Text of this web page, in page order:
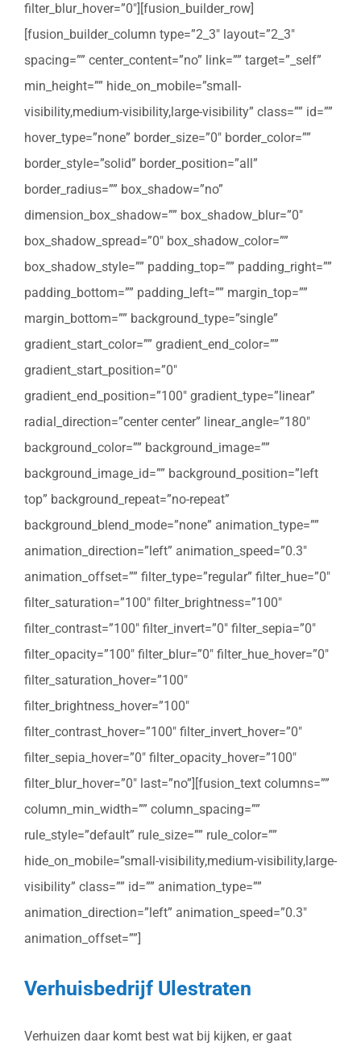
filter_blur_hover=”0″][fusion_builder_row]
[fusion_builder_column type=”2_3″ layout=”2_3″
spacing=”” center_content=”no” link=”” target=”_self”
min_height=”” hide_on_mobile=”small-
visibility,medium-visibility,large-visibility” class=”” id=””
hover_type=”none” border_size=”0″ border_color=””
border_style=”solid” border_position=”all”
border_radius=”” box_shadow=”no”
dimension_box_shadow=”” box_shadow_blur=”0″
box_shadow_spread=”0″ box_shadow_color=””
box_shadow_style=”” padding_top=”” padding_right=””
padding_bottom=”” padding_left=”” margin_top=””
margin_bottom=”” background_type=”single”
gradient_start_color=”” gradient_end_color=””
gradient_start_position=”0″
gradient_end_position=”100″ gradient_type=”linear”
radial_direction=”center center” linear_angle=”180″
background_color=”” background_image=””
background_image_id=”” background_position=”left
top” background_repeat=”no-repeat”
background_blend_mode=”none” animation_type=””
animation_direction=”left” animation_speed=”0.3″
animation_offset=”” filter_type=”regular” filter_hue=”0″
filter_saturation=”100″ filter_brightness=”100″
filter_contrast=”100″ filter_invert=”0″ filter_sepia=”0″
filter_opacity=”100″ filter_blur=”0″ filter_hue_hover=”0″
filter_saturation_hover=”100″
filter_brightness_hover=”100″
filter_contrast_hover=”100″ filter_invert_hover=”0″
filter_sepia_hover=”0″ filter_opacity_hover=”100″
filter_blur_hover=”0″ last=”no”][fusion_text columns=””
column_min_width=”” column_spacing=””
rule_style=”default” rule_size=”” rule_color=””
hide_on_mobile=”small-visibility,medium-visibility,large-
visibility” class=”” id=”” animation_type=””
animation_direction=”left” animation_speed=”0.3″
animation_offset=””]
Verhuisbedrijf Ulestraten
Verhuizen daar komt best wat bij kijken, er gaat